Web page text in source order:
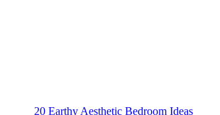
20 Earthy Aesthetic Bedroom Ideas